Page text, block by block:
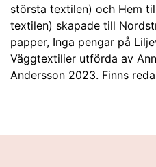
största textilen) och Hem
textilen) skapade till
papper, Inga pengar på
Väggtextilier utförda av
Andersson 2023. Finns